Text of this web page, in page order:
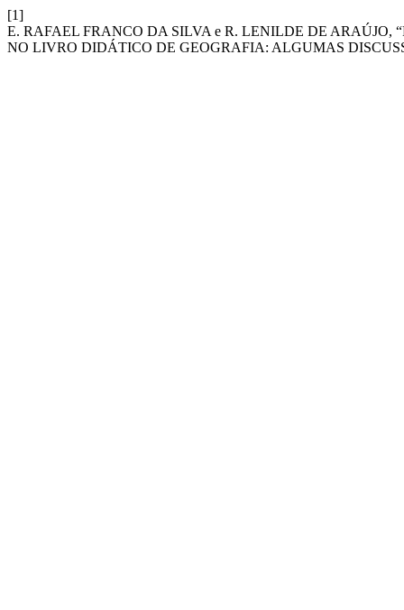
[1]
E. RAFAEL FRANCO DA SILVA e R. LENILDE DE ARAÚJO,
NO LIVRO DIDÁTICO DE GEOGRAFIA: ALGUMAS